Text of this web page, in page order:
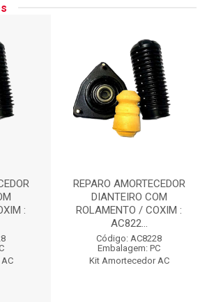
:
REPARO AMORTECEDOR
DIANTEIRO COM
ROLAMENTO / COXIM :
AC822...
Código: AC8228
Embalagem: PC
Kit Amortecedor AC